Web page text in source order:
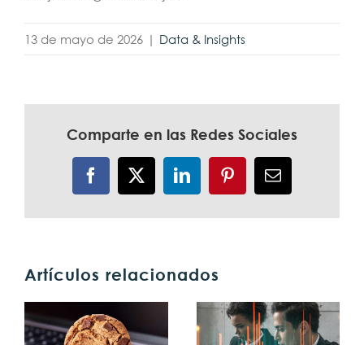
13 de mayo de 2026 | Data & Insights
Comparte en las Redes Sociales
Facebook
X LinkedInPinterestCorreo
electrónico
Artículos relacionados